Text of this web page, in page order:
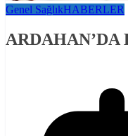
Genel SağlıkHABERLER